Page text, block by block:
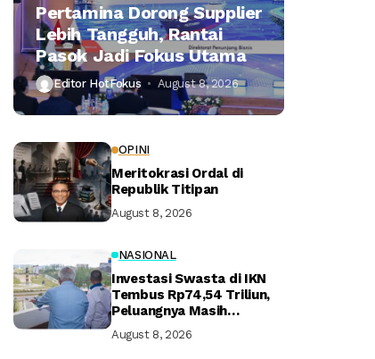
Pertamina Dorong Supplier
Lebih Tangguh, Rantai
Pasok Jadi Fokus Utama
Editor HotFokus August 8, 2026
OPINI
Meritokrasi Ordal di
Republik Titipan
August 8, 2026
NASIONAL
Investasi Swasta di IKN
Tembus Rp74,54 Triliun,
Peluangnya Masih
August 8, 2026